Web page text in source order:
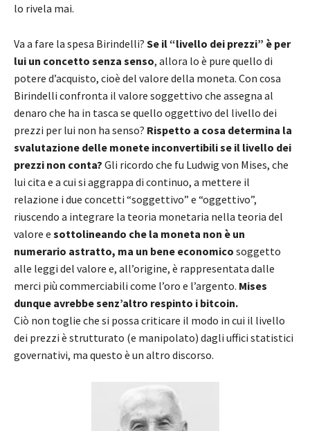
lo rivela mai.
Va a fare la spesa Birindelli? Se il “livello dei prezzi” è per
lui un concetto senza senso, allora lo è pure quello di
potere d’acquisto, cioè del valore della moneta. Con cosa
Birindelli confronta il valore soggettivo che assegna al
denaro che ha in tasca se quello oggettivo del livello dei
prezzi per lui non ha senso? Rispetto a cosa determina la
svalutazione delle monete inconvertibili se il livello dei
prezzi non conta? Gli ricordo che fu Ludwig von Mises, che
lui cita e a cui si aggrappa di continuo, a mettere il
relazione i due concetti “soggettivo” e “oggettivo”,
riuscendo a integrare la teoria monetaria nella teoria del
valore e sottolineando che la moneta non è un
numerario astratto, ma un bene economico soggetto
alle leggi del valore e, all’origine, è rappresentata dalle
merci più commerciabili come l’oro e l’argento. Mises
dunque avrebbe senz’altro respinto i bitcoin.
Ciò non toglie che si possa criticare il modo in cui il livello
dei prezzi è strutturato (e manipolato) dagli uffici statistici
governativi, ma questo è un altro discorso.